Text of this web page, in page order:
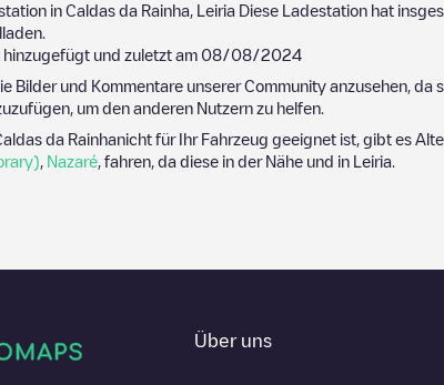
in Caldas da Rainha Leiria Diese Ladestation hat
hinzugefügt und zuletzt am 08/08/2024
Bilder und Kommentare unserer Community anzusehen,
um den anderen Nutzern zu helfen.
da Rainhanicht für Ihr Fahrzeug geeignet ist, gibt es
Nazaré , fahren, da diese in der Nähe und in Leiria
Über uns